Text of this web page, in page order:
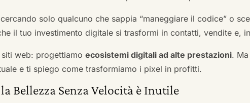
solo qualcuno che sappia “maneggiare il codice” o
il tuo investimento digitale si trasformi in contatti, vendite e,
siti web: progettiamoecosistemi digitali ad alte prestazioni.
e ti spiego come trasformiamo i pixel in profitti.
Bellezza Senza Velocità è Inutile